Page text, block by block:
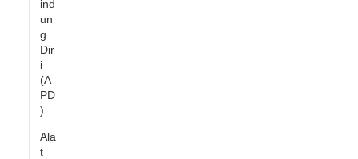
ind
un
g
Dir
i
(A
PD
)
Ala
t